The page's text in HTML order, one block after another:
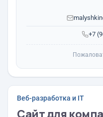
+7
Веб-разработка и IT
Сайт для